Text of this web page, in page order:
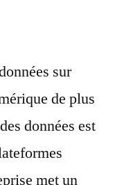
sur
de plus
données est
met un